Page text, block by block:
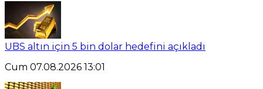
UBS altın için 5 bin dolar hedefini açıkladı
Cum 07.08.2026 13:01